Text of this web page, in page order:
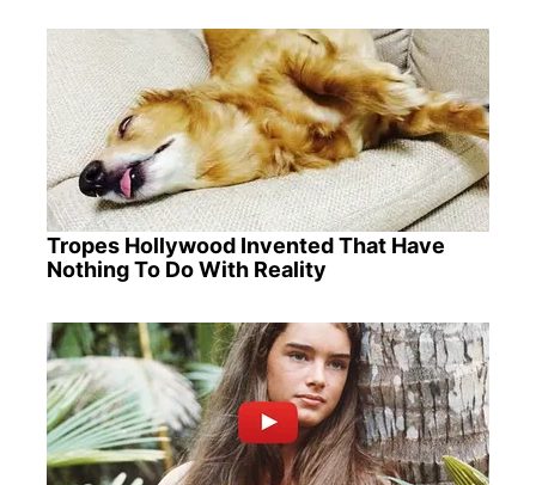
Tropes Hollywood Invented That Have
Nothing To Do With Reality